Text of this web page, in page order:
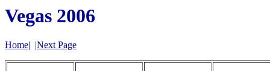
Vegas 2006
Home| |Next Page